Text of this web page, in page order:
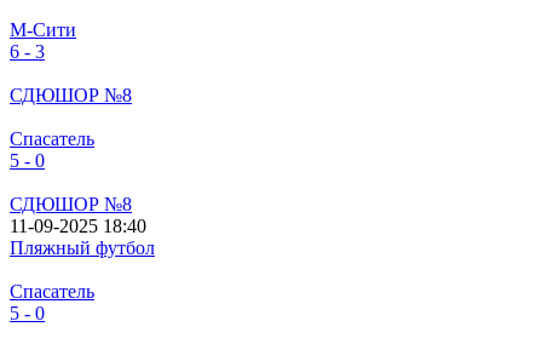
М-Сити
6 - 3
СДЮШОР №8
Спасатель
5 - 0
СДЮШОР №8
11-09-2025 18:40
Пляжный футбол
Спасатель
5 - 0